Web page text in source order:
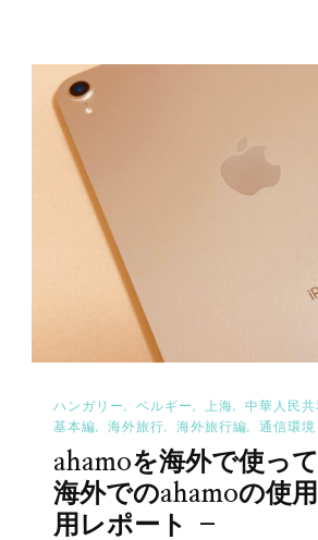
ハンガリー ベルギー 上海 中華人民共
基本編
海外旅行 海外旅行編 通信環境
ahamoを海外で使っ
海外でのahamoの使
用レポート –